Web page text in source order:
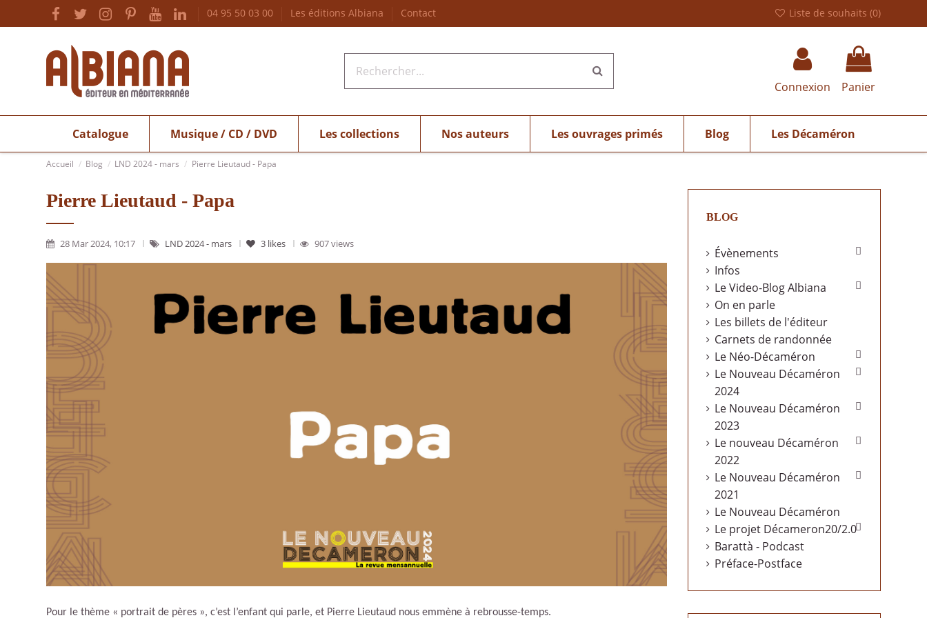
04 95 50 03 00 Les éditions Albiana Contact Liste de souhaits (0)
Connexion Panier
Catalogue Musique / CD / DVD Les collections Nos auteurs Les ouvrages primés Blog Les Décaméron
Accueil Blog LND 2024 - mars Pierre Lieutaud - Papa
Pierre Lieutaud - Papa
28 Mar 2024, 10:17 LND 2024 - mars 3 likes 907 views
Pour le thème « portrait de pères », c’est l’enfant qui parle, et Pierre Lieutaud nous emmène à rebrousse-temps.
BLOG
Évènements 
Infos
Le Video-Blog Albiana

On en parle
Les billets de l'éditeur
Carnets de randonnée
Le Néo-Décaméron

Le Nouveau Décaméron
2024

Le Nouveau Décaméron
2023

Le nouveau Décaméron
2022

Le Nouveau Décaméron
2021

Le Nouveau Décaméron
Le projet Décameron20/2.0
Barattà - Podcast
Préface-Postface